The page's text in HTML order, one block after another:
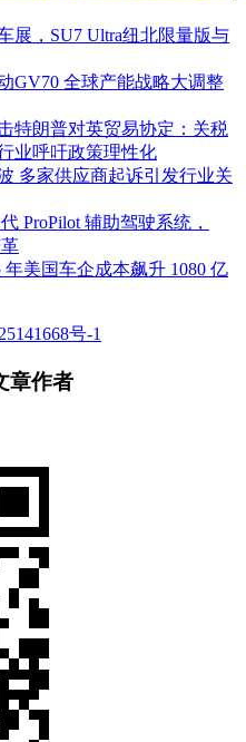
展，SU7 Ultra纽北限量版与
GV70 全球产能战略大调整
特朗普对英贸易协定：关税
业呼吁政策理性化
多家供应商起诉引发行业关
ProPilot 辅助驾驶系统，
美国车企成本飙升 1080 亿
号-1
章作者